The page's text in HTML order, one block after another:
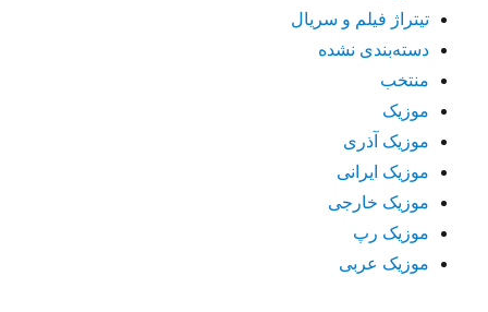
تیتراژ فیلم و سریال
دسته‌بندی نشده
منتخب
موزیک
موزیک آذری
موزیک ایرانی
موزیک خارجی
موزیک رپ
موزیک عربی